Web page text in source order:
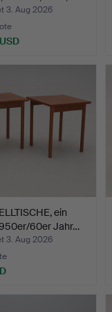
3. Aug 2026
ein
60er Jahr…
3. Aug 2026